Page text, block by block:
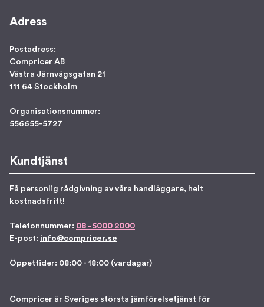
Adress
Postadress:
Compricer AB
Västra Järnvägsgatan 21
111 64 Stockholm
Organisationsnummer:
556655-5727
Kundtjänst
Få personlig rådgivning av våra handläggare, helt
kostnadsfritt!
Telefonnummer: 08 - 5000 2000
E-post: info@compricer.se
Öppettider: 08:00 - 18:00 (vardagar)
Compricer är Sveriges största jämförelsetjänst för